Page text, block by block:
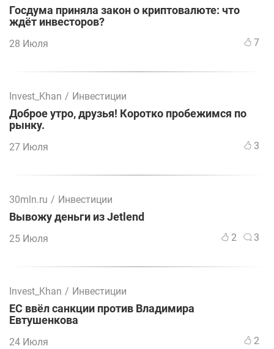
Госдума приняла закон о криптовалюте: что
ждёт инвесторов?
28 Июля 7
Invest_Khan / Инвестиции
Доброе утро, друзья! Коротко пробежимся по
рынку.
27 Июля 3
30mln.ru / Инвестиции
Вывожу деньги из Jetlend
25 Июля 2 3
Invest_Khan / Инвестиции
ЕС ввёл санкции против Владимира
Евтушенкова
24 Июля 2